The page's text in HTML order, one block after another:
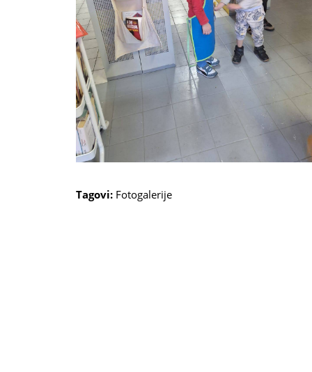
Tagovi: Fotogalerije